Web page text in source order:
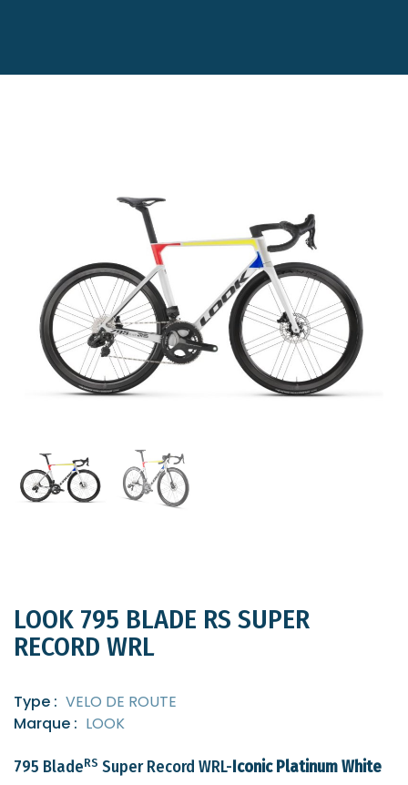
LOOK 795 BLADE RS SUPER
RECORD WRL
Type : VELO DE ROUTE
Marque : LOOK
795 BladeRS Super Record WRL-IconicPlatinum White